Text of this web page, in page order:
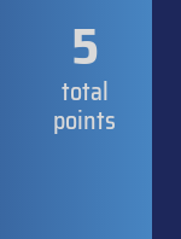
5
total
points